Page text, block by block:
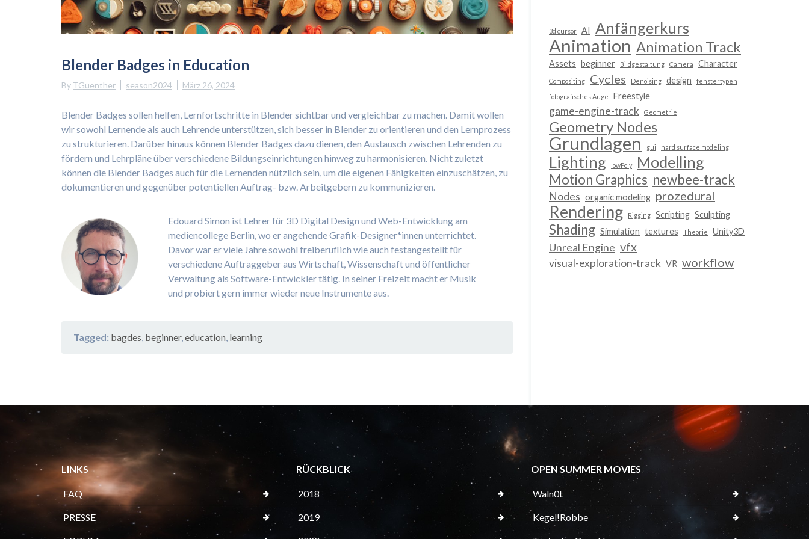
Blender Badges in Education
By TGuenther season2024 März 26, 2024
Blender Badges sollen helfen, Lernfortschritte in Blender sichtbar und vergleichbar zu machen. Damit wollen
wir sowohl Lernende als auch Lehrende unterstützen, sich besser in Blender zu orientieren und den Lernprozess
zu strukturieren. Darüber hinaus können Blender Badges dazu dienen, den Austausch zwischen Lehrenden zu
fördern und Lehrpläne über verschiedene Bildungseinrichtungen hinweg zu harmonisieren. Nicht zuletzt
können die Blender Badges auch für die Lernenden nützlich sein, um die eigenen Fähigkeiten einzuschätzen, zu
dokumentieren und gegenüber potentiellen Auftrag- bzw. Arbeitgebern zu kommunizieren.
Edouard Simon ist Lehrer für 3D Digital Design und Web-Entwicklung am
mediencollege Berlin, wo er angehende Grafik-Designer*innen unterrichtet.
Davor war er viele Jahre sowohl freiberuflich wie auch festangestellt für
verschiedene Auftraggeber aus Wirtschaft, Wissenschaft und öffentlicher
Verwaltung als Software-Entwickler tätig. In seiner Freizeit macht er Musik
und probiert gern immer wieder neue Instrumente aus.
Tagged: bagdes, beginner,education, learning
3d cursor AI Anfängerkurs
Animation Animation Track
Assets beginner Bildgestaltung Camera Character
Compositing Cycles Denoising design
fenstertypen
fotografisches Auge
Freestyle
game-engine-track Geometrie
Geometry Nodes
Grundlagen gui hard surface modeling
Lighting lowPoly Modelling
Motion Graphics newbee-track
Nodes organic modeling prozedural
Rendering Rigging Scripting Sculpting
Shading Simulation textures Theorie Unity3D
Unreal Engine vfx
visual-exploration-track VR workflow
LINKS
FAQ
PRESSE
RÜCKBLICK
2018
2019
OPEN SUMMER MOVIES
Waln0t
Kegel!Robbe